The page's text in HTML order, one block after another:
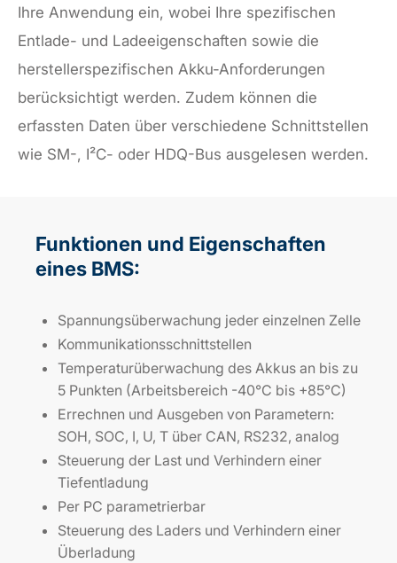
Ihre Anwendung ein, wobei Ihre spezifischen
Entlade- und Ladeeigenschaften sowie die
herstellerspezifischen Akku-Anforderungen
berücksichtigt werden. Zudem können die
erfassten Daten über verschiedene Schnittstellen
wie SM-, I²C- oder HDQ-Bus ausgelesen werden.
Funktionen und Eigenschaften
eines BMS:
Spannungsüberwachung jeder einzelnen Zelle
Kommunikationsschnittstellen
Temperaturüberwachung des Akkus an bis zu
5 Punkten (Arbeitsbereich -40°C bis +85°C)
Errechnen und Ausgeben von Parametern:
SOH, SOC, I, U, T über CAN, RS232, analog
Steuerung der Last und Verhindern einer
Tiefentladung
Per PC parametrierbar
Steuerung des Laders und Verhindern einer
Überladung